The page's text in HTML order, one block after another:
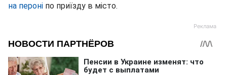
на пероні по приїзду в місто.